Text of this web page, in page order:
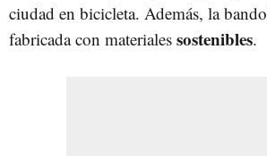
ciudad en bicicleta. Además, la
fabricada con materiales sostenibles.